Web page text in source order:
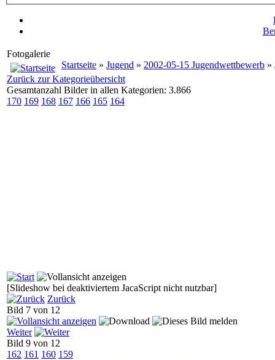
Fotogalerie
Startseite » Jugend » 2002-05-15 Jugendwettbewerb »
Zurück zur Kategorieübersicht
Gesamtanzahl Bilder in allen Kategorien: 3.866
170 169 168 167 166 165 164
[Slideshow bei deaktiviertem JacaScript nicht nutzbar]
Zurück
Bild 7 von 12
Weiter
Bild 9 von 12
162 161 160 159